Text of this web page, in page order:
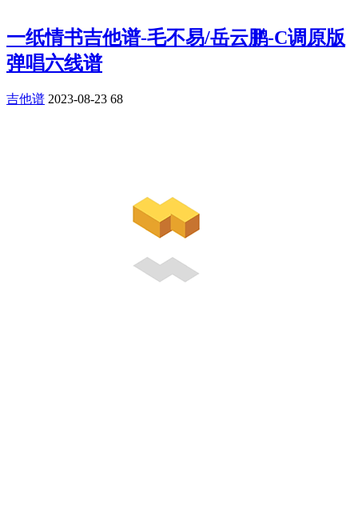
一纸情书吉他谱-毛不易/岳云鹏-C调原版
弹唱六线谱
吉他谱 2023-08-23 68